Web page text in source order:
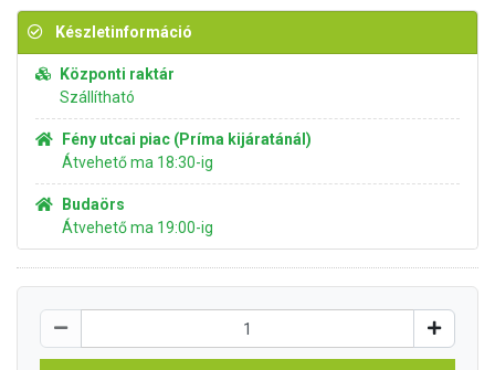
Készletinformáció
Központi raktár
Szállítható
Fény utcai piac (Príma kijáratánál)
Átvehető ma 18:30-ig
Budaörs
Átvehető ma 19:00-ig